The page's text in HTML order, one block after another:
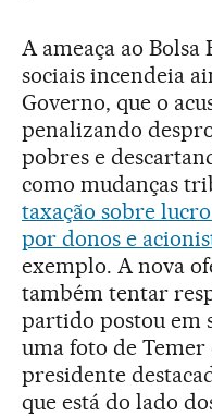
A ameaça ao
sociais incendeia
Governo, que o
penalizando
pobres e
como mudanças
taxação sobre
por donos e
exemplo. A nova
também tentar
partido postou em
uma foto de Temer
presidente
que está do lado